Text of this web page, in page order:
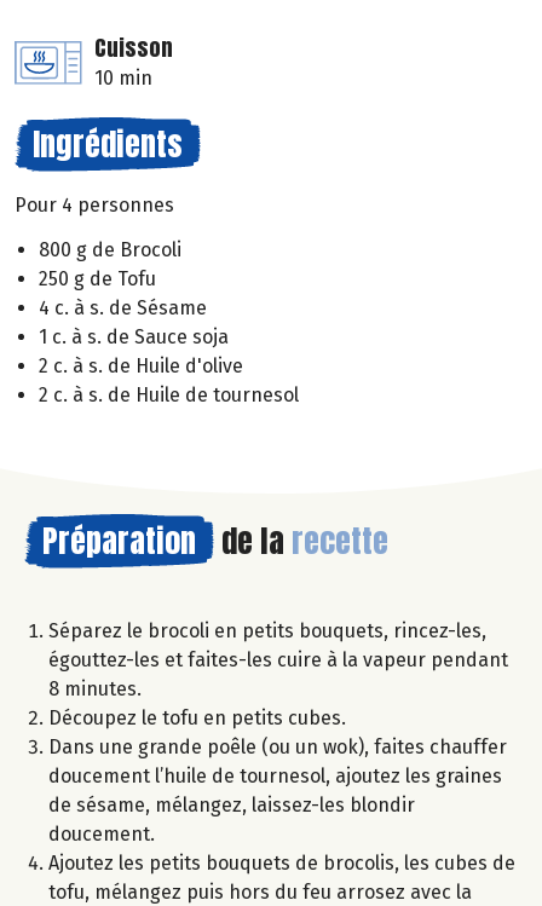
Cuisson
10 min
Ingrédients
Pour 4 personnes
800 g de Brocoli
250 g de Tofu
4 c. à s. de Sésame
1 c. à s. de Sauce soja
2 c. à s. de Huile d'olive
2 c. à s. de Huile de tournesol
Préparation de la recette
Séparez le brocoli en petits bouquets, rincez-les,
égouttez-les et faites-les cuire à la vapeur pendant
8 minutes.
Découpez le tofu en petits cubes.
Dans une grande poêle (ou un wok), faites chauffer
doucement l’huile de tournesol, ajoutez les graines
de sésame, mélangez, laissez-les blondir
doucement.
Ajoutez les petits bouquets de brocolis, les cubes de
tofu, mélangez puis hors du feu arrosez avec la